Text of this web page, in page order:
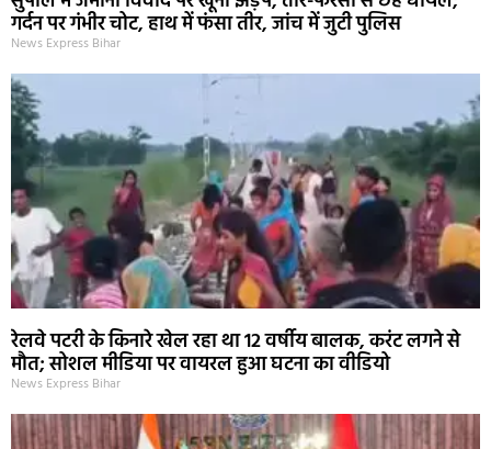
गर्दन पर गंभीर चोट, हाथ में फंसा तीर, जांच में जुटी पुलिस
News Express Bihar
रेलवे पटरी के किनारे खेल रहा था 12 वर्षीय बालक, करंट लगने से
मौत; सोशल मीडिया पर वायरल हुआ घटना का वीडियो
News Express Bihar